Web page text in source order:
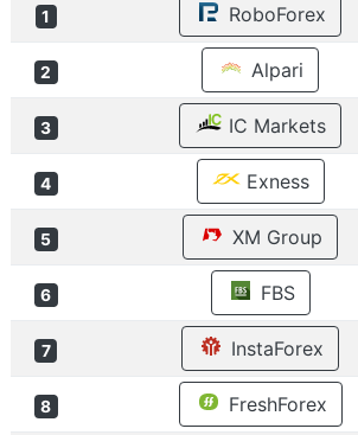
1 RoboForex
2 Alpari
3 IC Markets
4 Exness
5 XM Group
6 FBS
7 InstaForex
8 FreshForex